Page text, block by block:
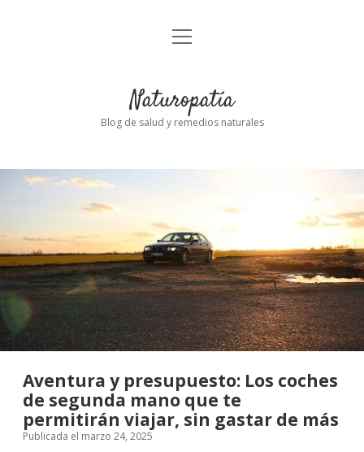
Inicio
abrir
Naturopatía
Blog de salud y remedios naturales
Aventura y presupuesto: Los coches
de segunda mano que te
permitirán viajar, sin gastar de más
Publicada el marzo 24, 2025